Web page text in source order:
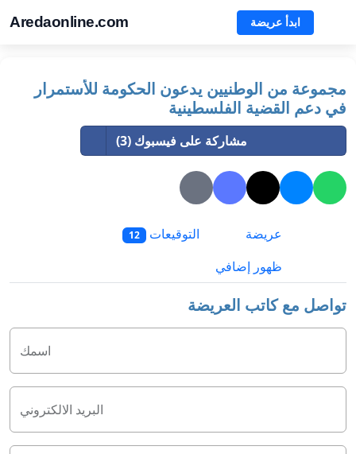
Aredaonline.com ابدأ عريضة
مجموعة من الوطنيين يدعون الحكومة للأستمرار
في دعم القضية الفلسطينية
مشاركة على فيسبوك (3)
عريضة التوقيعات 12
ظهور إضافي
تواصل مع كاتب العريضة
اسمك
البريد الالكتروني